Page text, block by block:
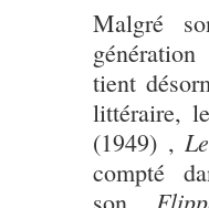
Malgré
tient
littéraire,
(1949) ,
compté